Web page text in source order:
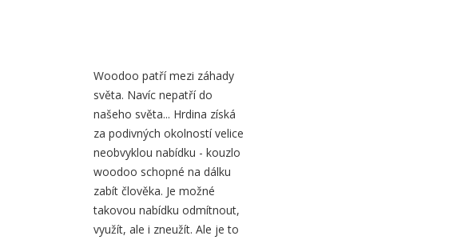
záložky
Popis
Woodoo patří mezi záhady
světa. Navíc nepatří do
našeho světa... Hrdina získá
za podivných okolností velice
neobvyklou nabídku - kouzlo
woodoo schopné na dálku
zabít člověka. Je možné
takovou nabídku odmítnout,
využít, ale i zneužít. Ale je to